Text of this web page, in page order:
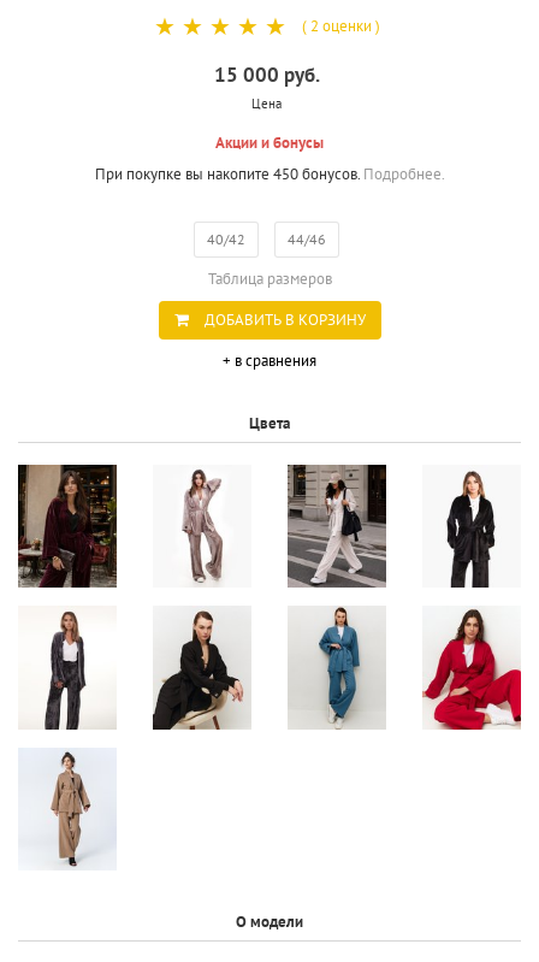
☆
☆
☆
☆
☆ ( 2 оценки )
15 000 руб.
Цена
Акции и бонусы
При покупке вы накопите 450 бонусов. Подробнее.
40/42 44/46
Таблица размеров
ДОБАВИТЬ В КОРЗИНУ
+ в сравнения
Цвета
О модели